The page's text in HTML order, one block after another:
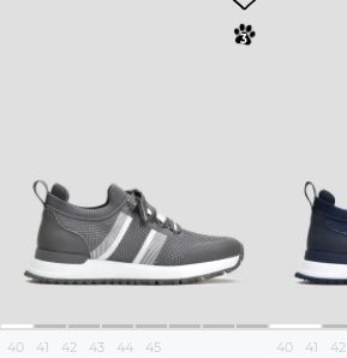
40 41 42 43 44 45 40 41 42